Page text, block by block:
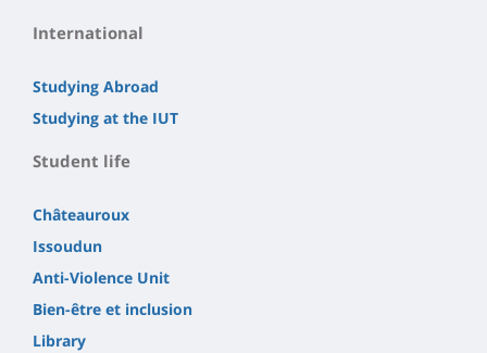
International
Studying Abroad
Studying at the IUT
Student life
Châteauroux
Issoudun
Anti-Violence Unit
Bien-être et inclusion
Library